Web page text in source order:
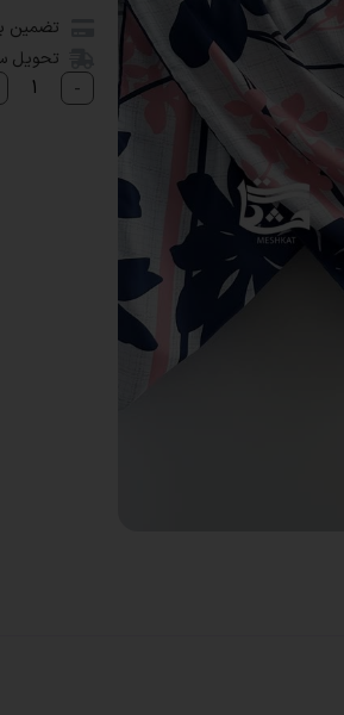
تضمین
تحویل
-